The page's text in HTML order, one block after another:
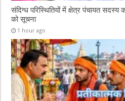
संदिग्ध परिस्थितियों में क्षेत्र पंचायत सदस्य
को सूचना
1 hour ago